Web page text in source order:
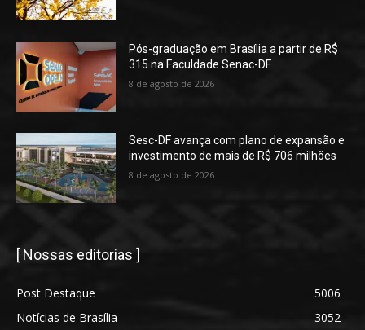
Pós-graduação em Brasília a partir de R$
315 na Faculdade Senac-DF
8 de agosto de 2026
Sesc-DF avança com plano de expansão e
investimento de mais de R$ 706 milhões
8 de agosto de 2026
[ Nossas editorias ]
Post Destaque
5006
Notícias de Brasília
3052